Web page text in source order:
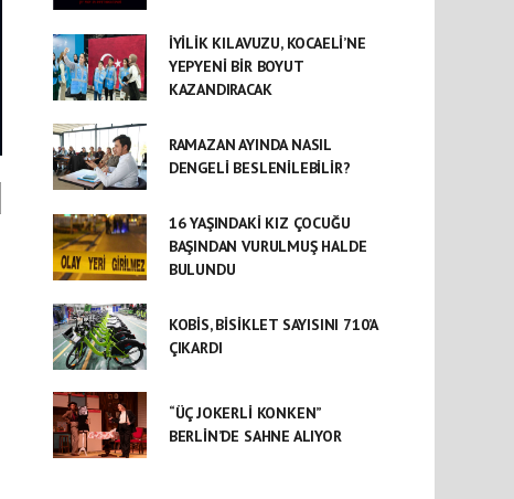
İYİLİK KILAVUZU, KOCAELİ’NE
YEPYENİ BİR BOYUT
KAZANDIRACAK
RAMAZAN AYINDA NASIL
DENGELİ BESLENİLEBİLİR?
16 YAŞINDAKİ KIZ ÇOCUĞU
BAŞINDAN VURULMUŞ HALDE
BULUNDU
KOBİS, BİSİKLET SAYISINI 710’A
ÇIKARDI
“ÜÇ JOKERLİ KONKEN”
BERLİN’DE SAHNE ALIYOR